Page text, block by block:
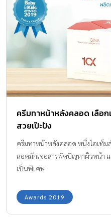
ครีมทาหน้าหลังคลอด เลือ
สวยเป๊ะปัง
ครีมทาหน้าหลังคลอด หนึ่งไอเท็
ลอดมักเจอสารพัดปัญหาผิวหน้า แ
เป็นพิเศษ
Awards 2019